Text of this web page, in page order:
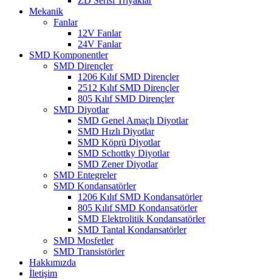
Mekanik
Fanlar
12V Fanlar
24V Fanlar
SMD Komponentler
SMD Dirençler
1206 Kılıf SMD Dirençler
2512 Kılıf SMD Dirençler
805 Kılıf SMD Dirençler
SMD Diyotlar
SMD Genel Amaçlı Diyotlar
SMD Hızlı Diyotlar
SMD Köprü Diyotlar
SMD Schottky Diyotlar
SMD Zener Diyotlar
SMD Entegreler
SMD Kondansatörler
1206 Kılıf SMD Kondansatörler
805 Kılıf SMD Kondansatörler
SMD Elektrolitik Kondansatörler
SMD Tantal Kondansatörler
SMD Mosfetler
SMD Transistörler
Hakkımızda
İletişim